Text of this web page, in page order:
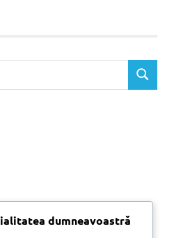
C
dumneavoastră